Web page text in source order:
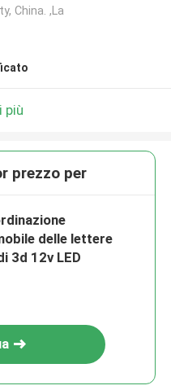
China. ,La
più
prezzo per
delle lettere
3d 12v LED